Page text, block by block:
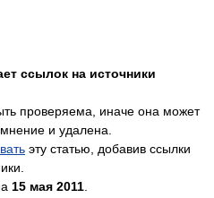
ссылок на источники
проверяема, иначе она может
и удалена.
эту статью, добавив ссылки
15 мая 2011